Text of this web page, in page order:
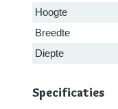
Hoogte
Breedte
Diepte
Specificaties